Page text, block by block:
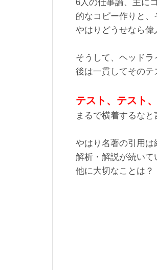
6人の仕事論、主に
的なコピー作りと、
やはりどうせなら偉
そうして、ヘッド
後は一貫してそのテ
テスト、テスト
まるで横着するなと
やはり名著の引用
解析・解説が続いて
他に大切なことは？